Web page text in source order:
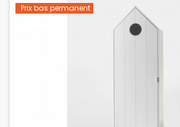
Prix bas permanent